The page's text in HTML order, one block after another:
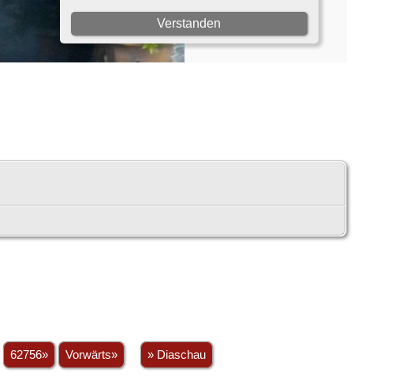
62756» Vorwärts» » Diaschau